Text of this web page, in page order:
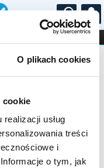
O plikach cookies
cookie
usług
treści
i
o tym, jak
...
STAND-UP
w kasie.